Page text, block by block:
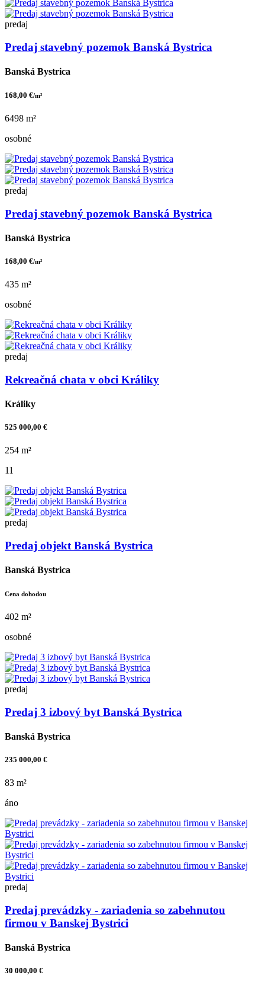
predaj
Predaj stavebný pozemok Banská Bystrica
Banská Bystrica
168,00 €/m²
6498 m²
osobné
predaj
Predaj stavebný pozemok Banská Bystrica
Banská Bystrica
168,00 €/m²
435 m²
osobné
predaj
Rekreačná chata v obci Králiky
Králiky
525 000,00 €
254 m²
11
predaj
Predaj objekt Banská Bystrica
Banská Bystrica
Cena dohodou
402 m²
osobné
predaj
Predaj 3 izbový byt Banská Bystrica
Banská Bystrica
235 000,00 €
83 m²
áno
predaj
Predaj prevádzky - zariadenia so zabehnutou
firmou v Banskej Bystrici
Banská Bystrica
30 000,00 €